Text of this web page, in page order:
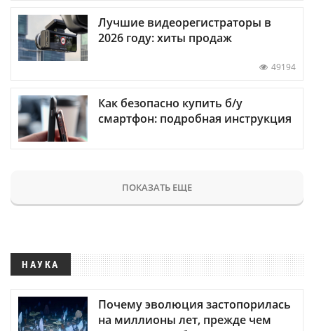
Лучшие видеорегистраторы в
2026 году: хиты продаж
49194
Как безопасно купить б/у
смартфон: подробная инструкция
ПОКАЗАТЬ ЕЩЕ
НАУКА
Почему эволюция застопорилась
на миллионы лет, прежде чем